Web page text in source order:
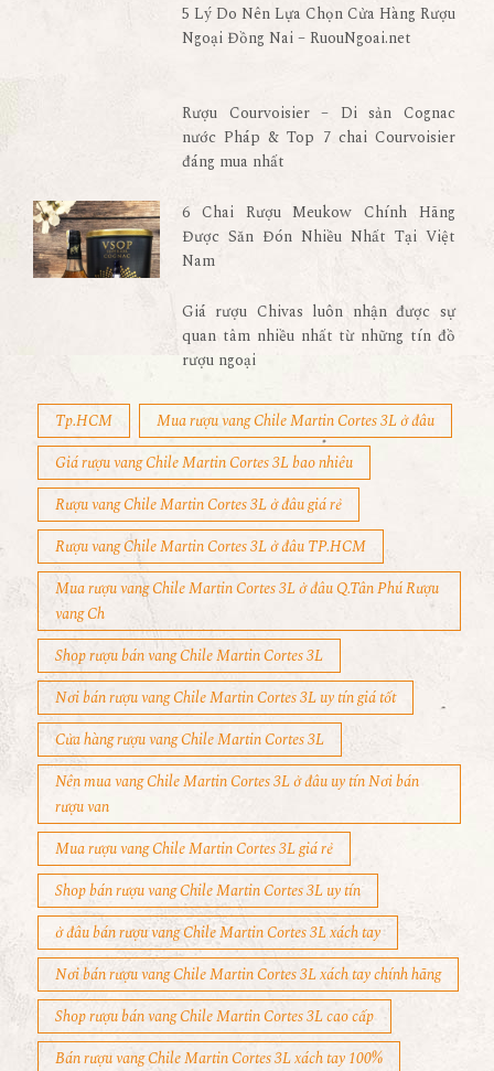
5 Lý Do Nên Lựa Chọn Cửa Hàng Rượu
Ngoại Đồng Nai – RuouNgoai.net
Rượu Courvoisier – Di sản Cognac
nước Pháp & Top 7 chai Courvoisier
đáng mua nhất
6 Chai Rượu Meukow Chính Hãng
Được Săn Đón Nhiều Nhất Tại Việt
Nam
Giá rượu Chivas luôn nhận được sự
quan tâm nhiều nhất từ những tín đồ
rượu ngoại
Tp.HCM
Mua rượu vang Chile Martin Cortes 3L ở đâu
Giá rượu vang Chile Martin Cortes 3L bao nhiêu
Rượu vang Chile Martin Cortes 3L ở đâu giá rẻ
Rượu vang Chile Martin Cortes 3L ở đâu TP.HCM
Mua rượu vang Chile Martin Cortes 3L ở đâu Q.Tân Phú Rượu
vang Ch
Shop rượu bán vang Chile Martin Cortes 3L
Nơi bán rượu vang Chile Martin Cortes 3L uy tín giá tốt
Cửa hàng rượu vang Chile Martin Cortes 3L
Nên mua vang Chile Martin Cortes 3L ở đâu uy tín Nơi bán
rượu van
Mua rượu vang Chile Martin Cortes 3L giá rẻ
Shop bán rượu vang Chile Martin Cortes 3L uy tín
ở đâu bán rượu vang Chile Martin Cortes 3L xách tay
Nơi bán rượu vang Chile Martin Cortes 3L xách tay chính hãng
Shop rượu bán vang Chile Martin Cortes 3L cao cấp
Bán rượu vang Chile Martin Cortes 3L xách tay 100%